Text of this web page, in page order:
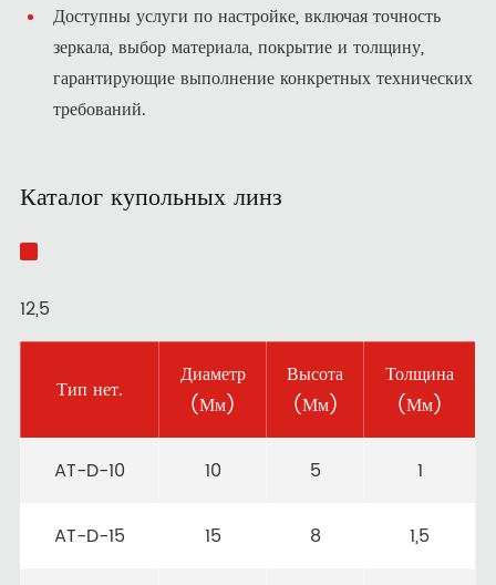
Доступны услуги по настройке, включая точность
зеркала, выбор материала, покрытие и толщину,
гарантирующие выполнение конкретных технических
требований.
Каталог купольных линз
12,5
Тип нет.
Диаметр
(Мм)
Высота
(Мм)
Толщина
(Мм)
AT-D-10 10 5 1
AT-D-15 15 8 1,5